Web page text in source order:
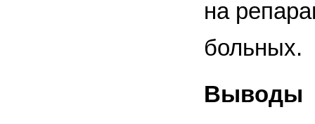
на
больных.
Выводы